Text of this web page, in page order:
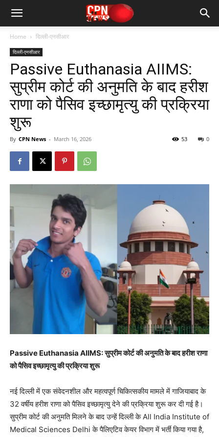
Home दिल्ली-एनसीआर
दिल्ली-एनसीआर
Passive Euthanasia AIIMS:
सुप्रीम कोर्ट की अनुमति के बाद हरीश
राणा को पैसिव इच्छामृत्यु की प्रक्रिया
शुरू
By CPN News - March 16, 2026 0
53
Passive Euthanasia AIIMS: सुप्रीम कोर्ट की अनुमति के बाद हरीश राणा
को पैसिव इच्छामृत्यु की प्रक्रिया शुरू
नई दिल्ली में एक संवेदनशील और महत्वपूर्ण चिकित्सकीय मामले में गाजियाबाद के
32 वर्षीय हरीश राणा को पैसिव इच्छामृत्यु देने की प्रक्रिया शुरू कर दी गई है।
सुप्रीम कोर्ट की अनुमति मिलने के बाद उन्हें दिल्ली के All India Institute of
Medical Sciences Delhi के पैलिएटिव केयर विभाग में भर्ती किया गया है,